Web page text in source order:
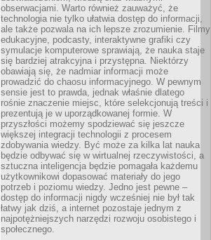
obserwacjami. Warto również zauważyć, że
technologia nie tylko ułatwia dostęp do informacji,
ale także pozwala na ich lepsze zrozumienie. Filmy
edukacyjne, podcasty, interaktywne grafiki czy
symulacje komputerowe sprawiają, że nauka staje
się bardziej atrakcyjna i przystępna. Niektórzy
obawiają się, że nadmiar informacji może
prowadzić do chaosu informacyjnego. W pewnym
sensie jest to prawda, jednak właśnie dlatego
rośnie znaczenie miejsc, które selekcjonują treści i
prezentują je w uporządkowanej formie. W
przyszłości możemy spodziewać się jeszcze
większej integracji technologii z procesem
zdobywania wiedzy. Być może za kilka lat nauka
będzie odbywać się w wirtualnej rzeczywistości, a
sztuczna inteligencja będzie pomagała każdemu
użytkownikowi dopasować materiały do jego
potrzeb i poziomu wiedzy. Jedno jest pewne –
dostęp do informacji nigdy wcześniej nie był tak
łatwy jak dziś, a internet pozostaje jednym z
najpotężniejszych narzędzi rozwoju osobistego i
społecznego.